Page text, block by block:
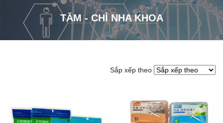
TĂM - CHỈ NHA KHOA
Sắp xếp theo